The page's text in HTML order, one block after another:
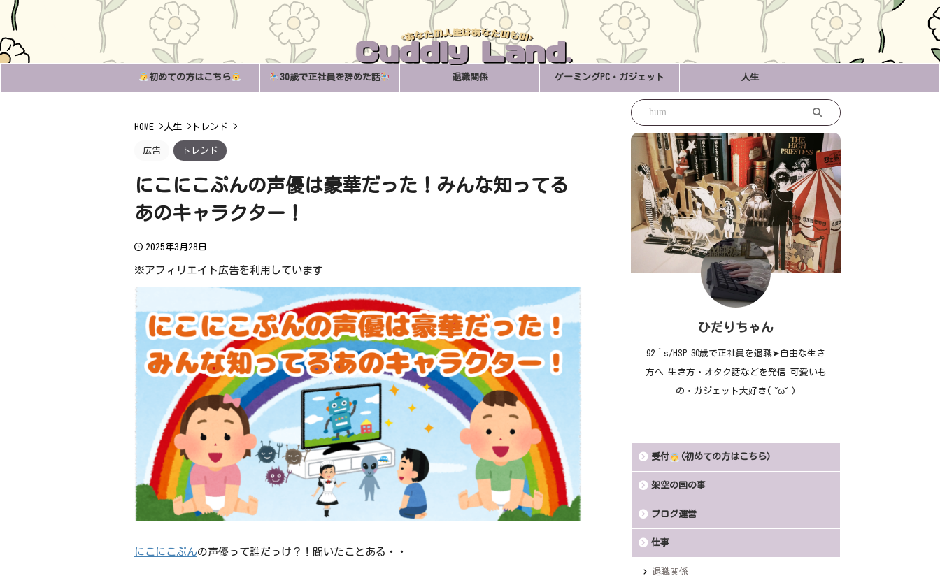
初めての方はこちら 30歳で正社員を辞めた話 退職関係 ゲーミングPC・ガジェット 人生
HOME > 人生 > トレンド >
広告 トレンド
にこにこぷんの声優は豪華だった！みんな知ってる
あのキャラクター！
2025年3月28日
※アフィリエイト広告を利用しています
にこにこぷんの声優って誰だっけ？！聞いたことある・・
ひだりちゃん
92´s/HSP 30歳で正社員を退職➤自由な生き
方へ 生き方・オタク話などを発信 可愛いも
の・ガジェット大好き( ˘ω˘ )
受付 (初めての方はこちら)
架空の国の事
ブログ運営
仕事
退職関係